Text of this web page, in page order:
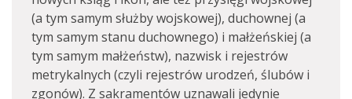
(a tym samym służby wojskowej), duchownej (a
tym samym stanu duchownego) i małżeńskiej (a
tym samym małżeństw), nazwisk i rejestrów
metrykalnych (czyli rejestrów urodzeń, ślubów i
zgonów). Z sakramentów uznawali jedynie